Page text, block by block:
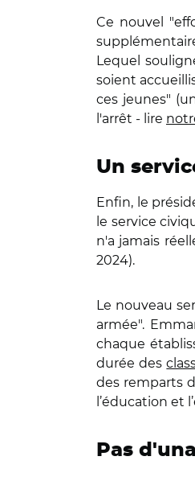
Ce nouvel
Lequel
soient
ces jeunes"
l'arrêt - lire
Un
Enfin, le
le service
n'a jamais
2024).
Le nouveau
armée".
chaque
durée des
des remparts
l’éducation et
Pas